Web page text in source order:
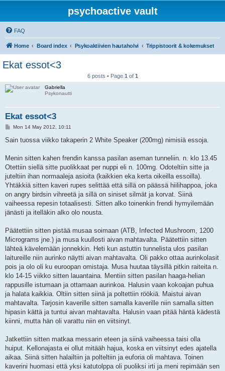
psychoactive vault
FAQ
Home Board index Psykoaktiivien hautaholvi Trippistoorit & kokemukset
Ekat essot<3
6 posts • Page 1 of 1
Gabriella
Psykonautti
Ekat essot<3
P
s
Mon 14 May 2012, 10:11
Sain tuossa viikko takaperin 2 White Speaker (200mg) nimisiä essoja.
Menin sitten kahen frendin kanssa pasilan aseman tunneliin. n. klo 13.45
Otettiin siellä sitte puolikkaat per nuppi eli n. 100mg. Odoteltiin sitte ja
juteltiin ihan normaaleja asioita (kaikkien eka kerta oikeilla essoilla).
Yhtäkkiä sitten kaveri rupes selittää että sillä on päässä hiilihappoa, joka
on angry birdsin vihreetä ja sillä on siniset silmät ja korvat. Siinä
vaiheessa repesin totaalisesti. Sitten alko toinenkin frendi hymyilemään
jänästi ja itelläkin alko olo nousta.
Päätettiin sitten pistää musaa soimaan (ATB, Infected Mushroom, 1200
Micrograms jne.) ja musa kuullosti aivan mahtavalta. Päätettiin sitten
lähteä kävelemään jonnekkin. Heti kun astuttin tunnelista ulos pasilan
laitureille niin aurinko näytti aivan mahtavalta. Oli pakko ottaa aurinkolasit
pois ja olo oli ku euroopan omistaja. Musa huutaa täysillä pitkin raiteita n.
klo 14-15 viikko sitten lauantaina. Mentiin sitten pasilan haaga-helian
rappusille istumaan ja ottamaan aurinkoa. Halusin vaan kokoajan puhua
ja halata kaikkia. Oltiin sitten siinä ja poltettiin röökiä. Maistui aivan
mahtavalta. Tarjosin kaverille sitten samalla kaverille niin samalla sitten
hipasin kättä ja tuntui aivan mahtavalta. Halusin vaan pitää häntä kädestä
kiinni, mutta hän oli varattu niin en viitsinyt.
Jatkettiin sitten matkaa messarin eteen ja siinä vaiheessa taisi olla
huiput. Kellonajasta ei ollut mitääh hajua, koska en viitsinyt edes ajatella
aikaa. Siinä sitten halailtiin ja polteltiin ja euforia oli mahtava. Toinen
kaverini huomasi että yksi katutolppa oli puoliksi irti ja meni repimään sen